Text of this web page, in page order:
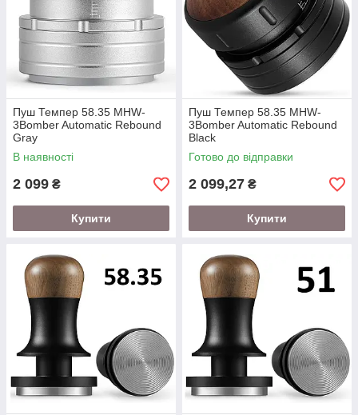
Пуш Темпер 58.35 MHW-
3Bomber Automatic Rebound
Gray
В наявності
2 099 ₴
Купити
Пуш Темпер 58.35 MHW-
3Bomber Automatic Rebound
Black
Готово до відправки
2 099,27 ₴
Купити